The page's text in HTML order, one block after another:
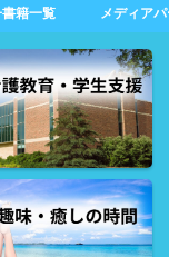
籍一覧 メディア